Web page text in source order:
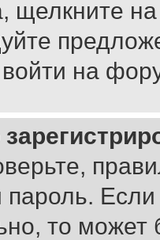
щелкните
на
пароль.
то может